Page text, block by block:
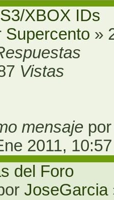
XBOX IDs
Supercento »
Vistas
mensaje
2011, 10:57
del Foro
JoseGarcia